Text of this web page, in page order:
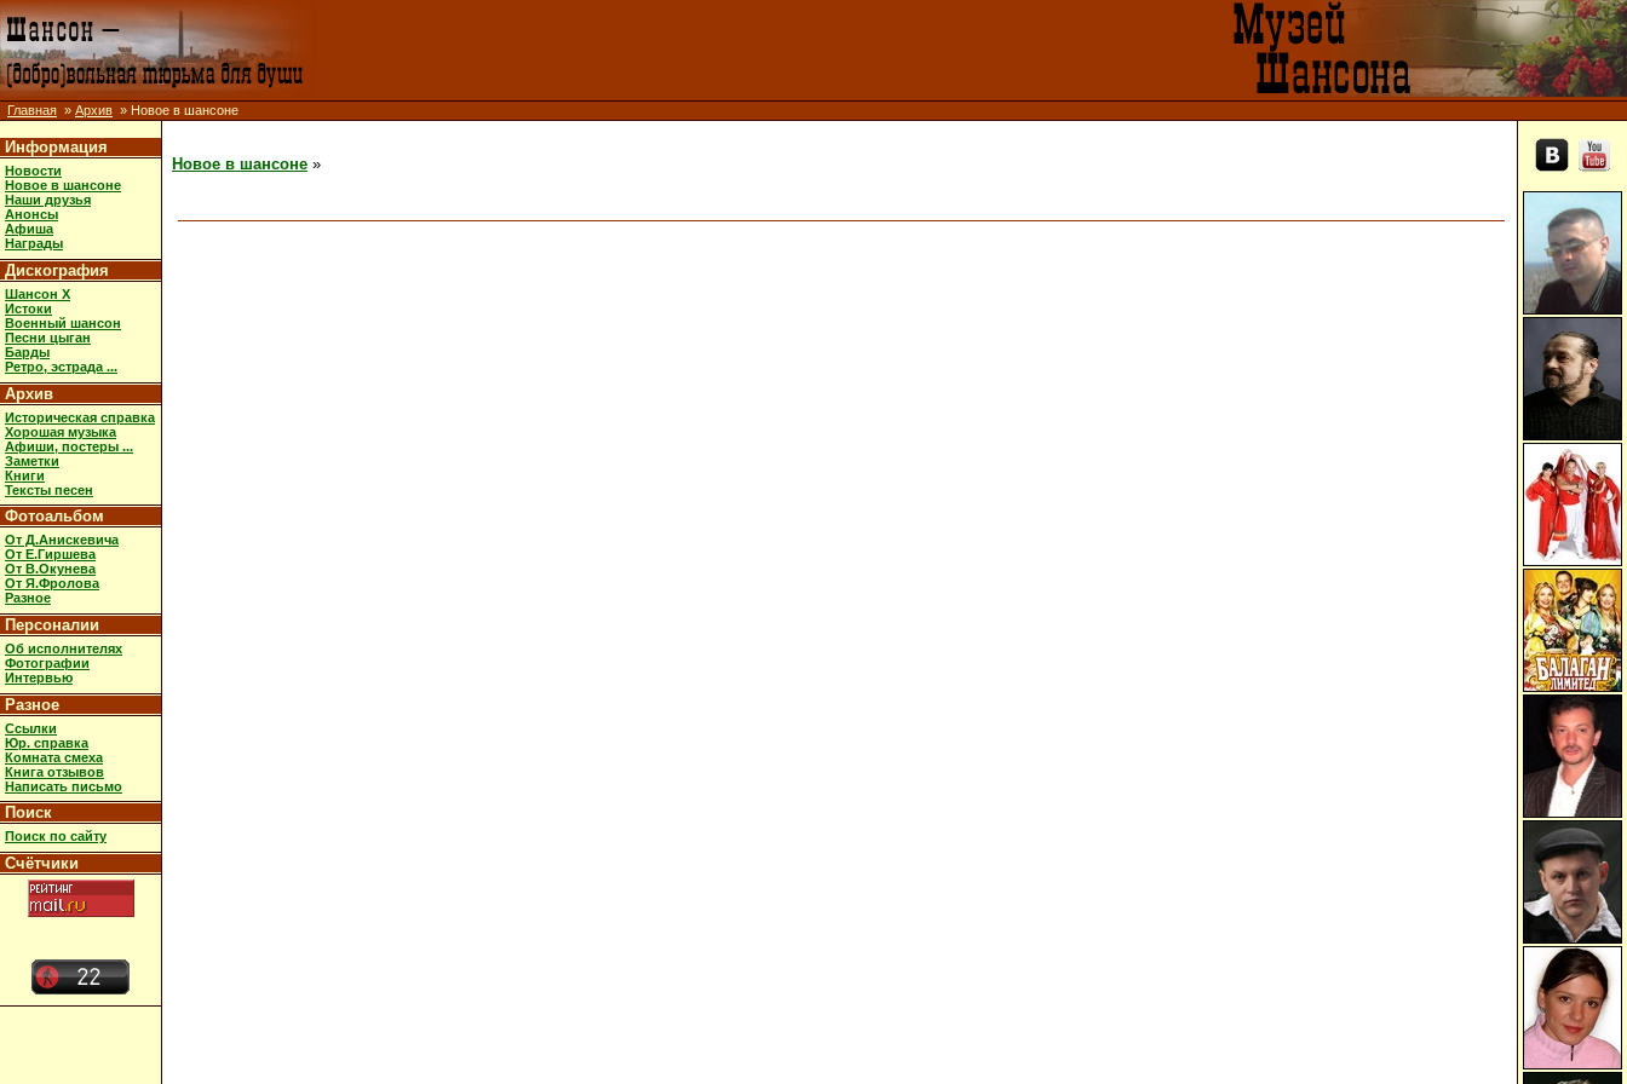
Главная » Архив » Новое в шансоне
Информация
Новости
Новое в шансоне
Наши друзья
Анонсы
Афиша
Награды
Дискография
Шансон X
Истоки
Военный шансон
Песни цыган
Барды
Ретро, эстрада ...
Архив
Историческая справка
Хорошая музыка
Афиши, постеры ...
Заметки
Книги
Тексты песен
Фотоальбом
От Д.Анискевича
От Е.Гиршева
От В.Окунева
От Я.Фролова
Разное
Персоналии
Об исполнителях
Фотографии
Интервью
Разное
Ссылки
Юр. справка
Комната смеха
Книга отзывов
Написать письмо
Поиск
Поиск по сайту
Счётчики
Новое в шансоне »